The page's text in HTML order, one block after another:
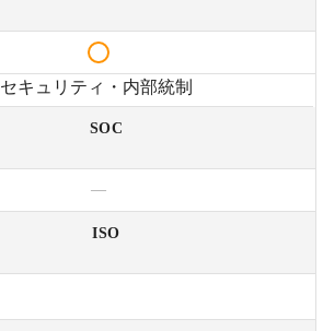
セキュリティ・内部統制
SOC
—
ISO